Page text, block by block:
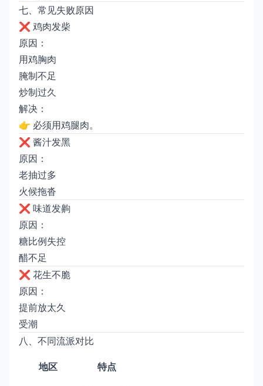
七、常见失败原因
❌ 鸡肉发柴
原因：
用鸡胸肉
腌制不足
炒制过久
解决：
👉 必须用鸡腿肉。
❌ 酱汁发黑
原因：
老抽过多
火候拖沓
❌ 味道发齁
原因：
糖比例失控
醋不足
❌ 花生不脆
原因：
提前放太久
受潮
八、不同流派对比
地区
特点